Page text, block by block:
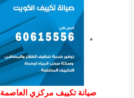
صيانة تكييف مركزي العاصمة